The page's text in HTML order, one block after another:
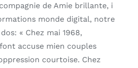
de Amie brillante, i
monde digital, notre
« Chez mai 1968,
accuse mien couples
courtoise. Chez